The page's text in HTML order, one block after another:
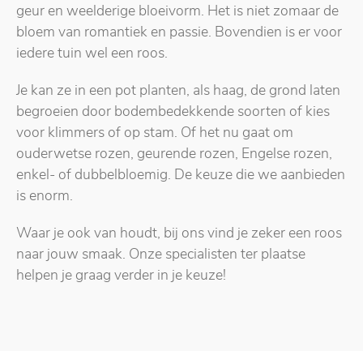
geur en weelderige bloeivorm. Het is niet zomaar de
bloem van romantiek en passie. Bovendien is er voor
iedere tuin wel een roos.
Je kan ze in een pot planten, als haag, de grond laten
begroeien door bodembedekkende soorten of kies
voor klimmers of op stam. Of het nu gaat om
ouderwetse rozen, geurende rozen, Engelse rozen,
enkel- of dubbelbloemig. De keuze die we aanbieden
is enorm.
Waar je ook van houdt, bij ons vind je zeker een roos
naar jouw smaak. Onze specialisten ter plaatse
helpen je graag verder in je keuze!